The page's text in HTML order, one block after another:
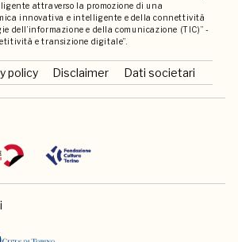
attraverso la promozione di una
innovativa e intelligente e della connettività
dell’informazione e della comunicazione (TIC)” -
e transizione digitale”.
policy Disclaimer Dati societari